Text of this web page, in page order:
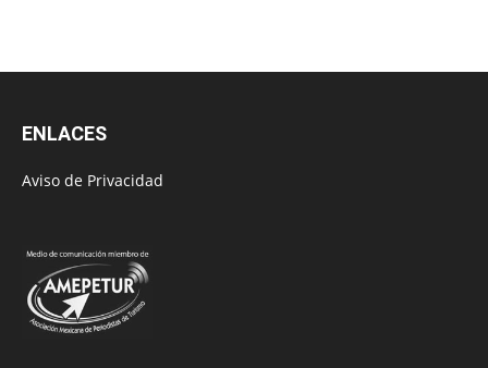
ENLACES
Aviso de Privacidad